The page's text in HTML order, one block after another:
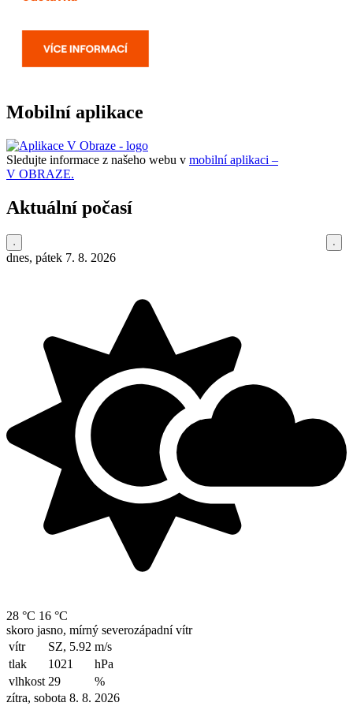
Mobilní aplikace
Sledujte informace z našeho webu v mobilní aplikaci –
V OBRAZE.
Aktuální počasí
dnes, pátek 7. 8. 2026
28 °C 16 °C
skoro jasno, mírný severozápadní vítr
vítr
SZ, 5.92 m/s
tlak
1021
hPa
vlhkost 29
%
zítra, sobota 8. 8. 2026